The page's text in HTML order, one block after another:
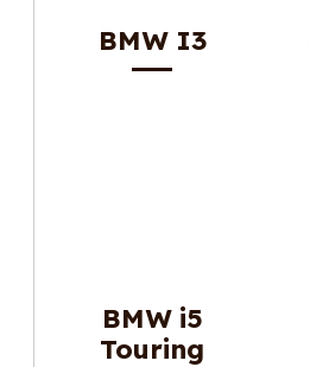
BMW I3
BMW i5
Touring